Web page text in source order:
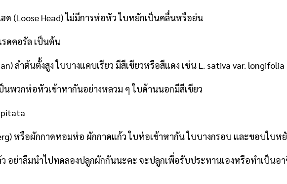
ด (Loose Head) ไม่มีการห่อหัว ใบหยักเป็นคลื่นหรือย่น
รดคอรัล เป็นต้น
ลำต้นตั้งสูง ใบบางแคบเรียว มีสีเขียวหรือสีแดง เช่น L. sativa var. longifolia
นพวกห่อหัวเข้าหากันอย่างหลวม ๆ ใบด้านนอกมีสีเขียว
หรือผักกาดหอมห่อ ผักกาดแก้ว ใบห่อเข้าหากัน ใบบางกรอบ และขอบใบห
ย่าลืมนำไปทดลองปลูกผักกันนะคะ จะปลูกเพื่อรับประทานเองหรือทำเป็นอา